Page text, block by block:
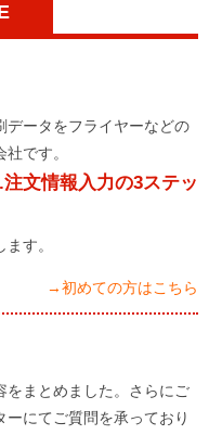
データをフライヤーなどの
です。
文情報入力の3ステッ
す。
→初めての方はこちら
をまとめました。さらにご
にてご質問を承っており